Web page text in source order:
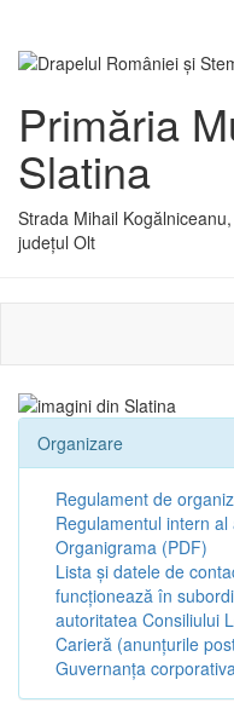
Primăria
Slatina
Strada Mihail
județul Olt
Organizare
Regulament de
Regulamentul intern
Organigrama (PDF)
Lista și datele de
funcționează în
autoritatea Consiliului
Carieră (anunțurile
Guvernanța corporativa